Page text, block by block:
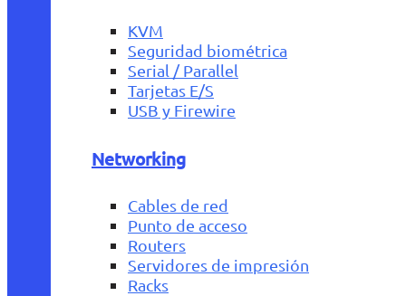
KVM
Seguridad biométrica
Serial / Parallel
Tarjetas E/S
USB y Firewire
Networking
Cables de red
Punto de acceso
Routers
Servidores de impresión
Racks